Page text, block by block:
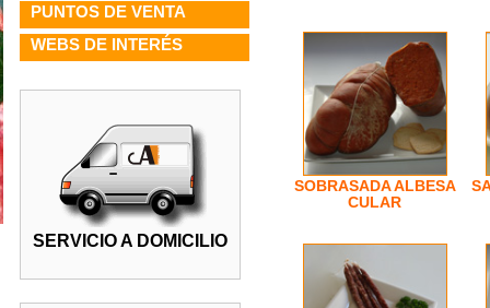
SOBRASADA ALBESA
CULAR
PUNTOS DE VENTA
WEBS DE INTERÉS
SERVICIO A DOMICILIO